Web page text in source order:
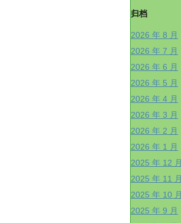
归档
2026 年 8 月
2026 年 7 月
2026 年 6 月
2026 年 5 月
2026 年 4 月
2026 年 3 月
2026 年 2 月
2026 年 1 月
2025 年 12 月
2025 年 11 月
2025 年 10 月
2025 年 9 月